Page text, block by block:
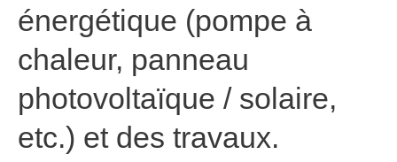
énergétique (pompe à
chaleur, panneau
photovoltaïque / solaire,
etc.) et des travaux.